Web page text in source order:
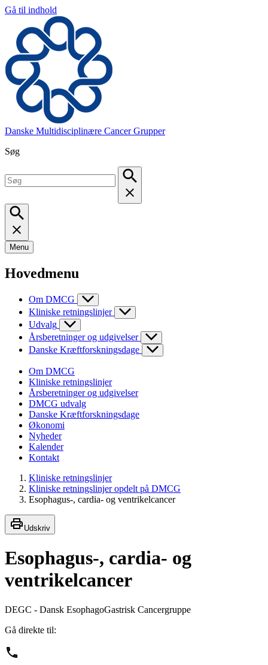
Gå til indhold
Danske Multidisciplinære Cancer Grupper
Søg
Menu
Hovedmenu
Om DMCG
Kliniske retningslinjer
Udvalg
Årsberetninger og udgivelser
Danske Kræftforskningsdage
Om DMCG
Kliniske retningslinjer
Årsberetninger og udgivelser
DMCG udvalg
Danske Kræftforskningsdage
Økonomi
Nyheder
Kalender
Kontakt
Kliniske retningslinjer
Kliniske retningslinjer opdelt på DMCG
Esophagus-, cardia- og ventrikelcancer
Udskriv
Esophagus-, cardia- og
ventrikelcancer
DEGC - Dansk EsophagoGastrisk Cancergruppe
Gå direkte til: